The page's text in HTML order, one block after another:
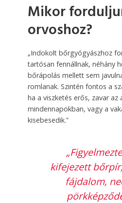
Mikor
orvoshoz?
„Indokolt bőrgyógyászhoz
tartósan fennállnak, néhány
bőrápolás mellett sem
romlanak. Szintén fontos a
ha a viszketés erős, zavar az
mindennapokban, vagy a
kisebesedik.”
kifejezett
fájdalom,